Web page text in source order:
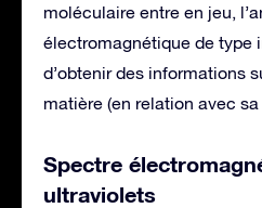
moléculaire entre en jeu,
électromagnétique de type
d’obtenir des informations
matière (en relation avec
Spectre
ultraviolets